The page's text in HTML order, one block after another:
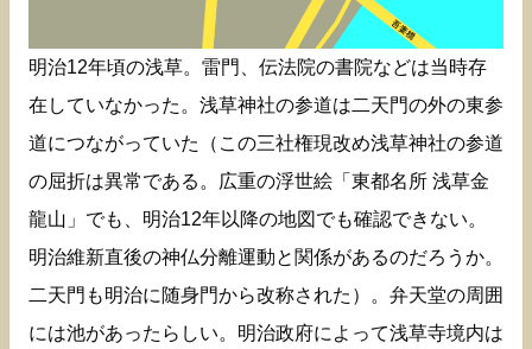
明治12年頃の浅草。雷門、伝法院の書院などは当時存
在していなかった。浅草神社の参道は二天門の外の東参
道につながっていた（この三社権現改め浅草神社の参道
の屈折は異常である。広重の浮世絵「東都名所 浅草金
龍山」でも、明治12年以降の地図でも確認できない。
明治維新直後の神仏分離運動と関係があるのだろうか。
二天門も明治に随身門から改称された）。弁天堂の周囲
には池があったらしい。明治政府によって浅草寺境内は